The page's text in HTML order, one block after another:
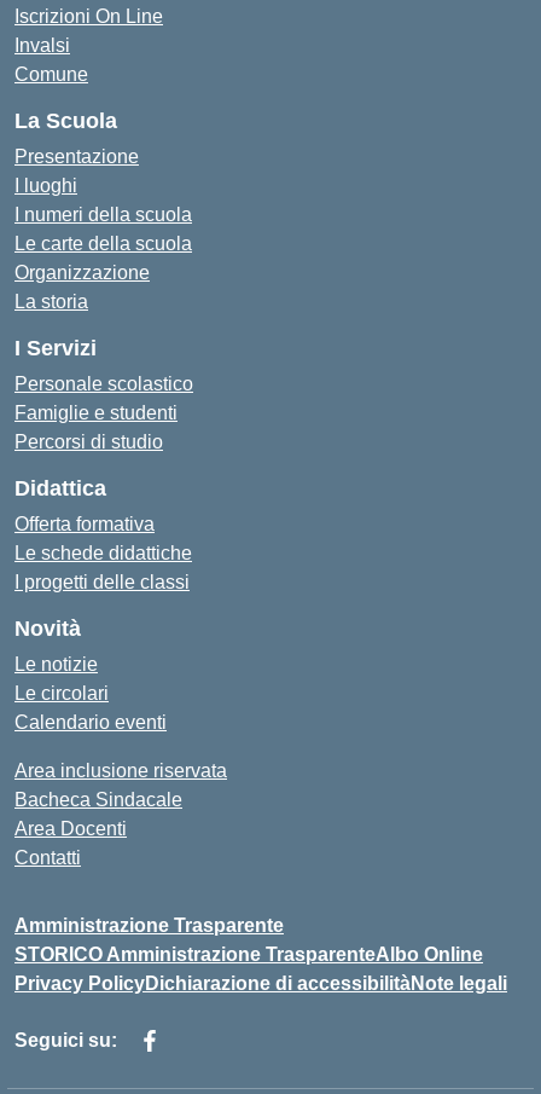
Iscrizioni On Line
Invalsi
Comune
La Scuola
Presentazione
I luoghi
I numeri della scuola
Le carte della scuola
Organizzazione
La storia
I Servizi
Personale scolastico
Famiglie e studenti
Percorsi di studio
Didattica
Offerta formativa
Le schede didattiche
I progetti delle classi
Novità
Le notizie
Le circolari
Calendario eventi
Area inclusione riservata
Bacheca Sindacale
Area Docenti
Contatti
Amministrazione Trasparente
STORICO Amministrazione TrasparenteAlbo Online
Privacy PolicyDichiarazione di accessibilitàNote legali
Seguici su: